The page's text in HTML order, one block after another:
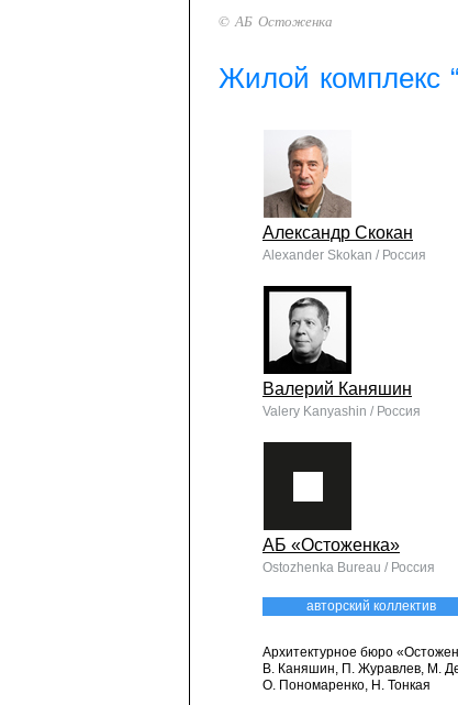
© АБ Остоженка
Жилой комплекс
Александр Скокан
Alexander Skokan / Россия
Валерий Каняшин
Valery Kanyashin / Россия
АБ «Остоженка»
Ostozhenka Bureau / Россия
авторский коллектив
Архитектурное бюро
В. Каняшин, П. Журавлев, М.
О. Пономаренко, Н. Тонкая